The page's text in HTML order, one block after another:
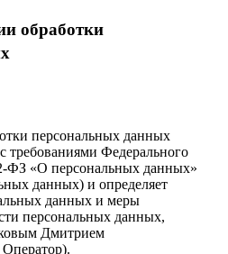
обработки
персональных данных
требованиями Федерального
ФЗ «О персональных данных»
данных) и определяет
данных и меры
персональных данных,
Дмитрием